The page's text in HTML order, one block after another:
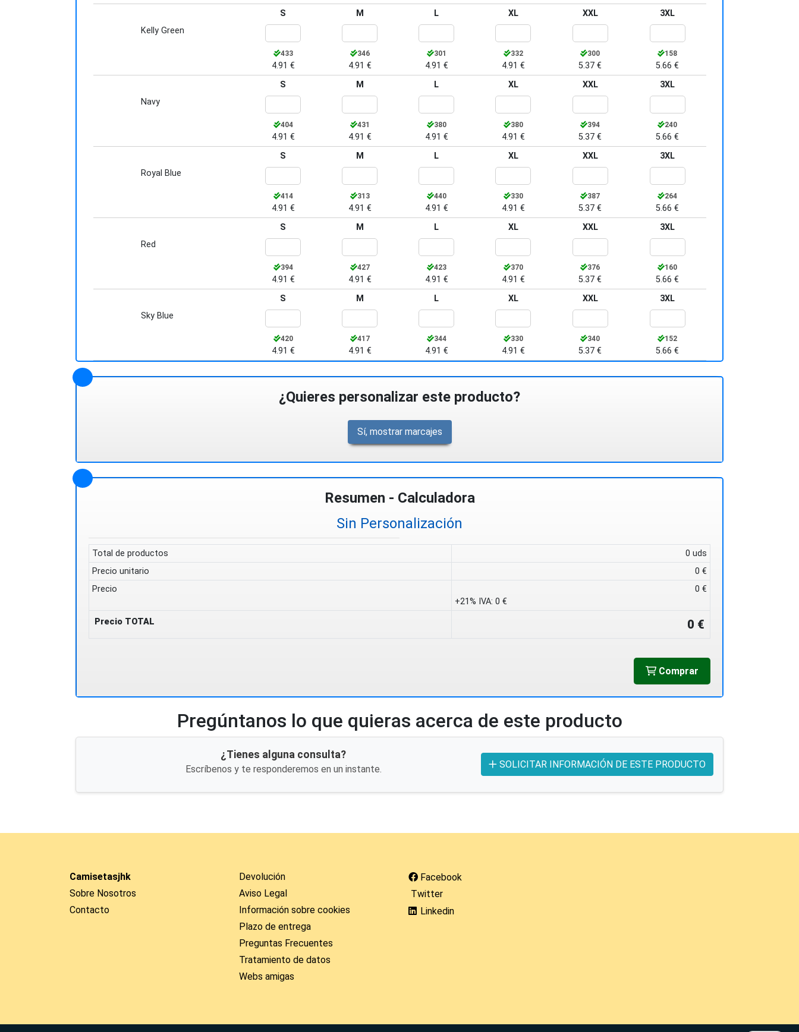
Kelly Green
S
433
4.91 €
M
346
4.91 €
L
301
4.91 €
XL
332
4.91 €
XXL
300
5.37 €
3XL
158
5.66 €
Navy
S
404
4.91 €
M
431
4.91 €
L
380
4.91 €
XL
380
4.91 €
XXL
394
5.37 €
3XL
240
5.66 €
Royal Blue
S
414
4.91 €
M
313
4.91 €
L
440
4.91 €
XL
330
4.91 €
XXL
387
5.37 €
3XL
264
5.66 €
Red
S
394
4.91 €
M
427
4.91 €
L
423
4.91 €
XL
370
4.91 €
XXL
376
5.37 €
3XL
160
5.66 €
Sky Blue
S
420
4.91 €
M
417
4.91 €
L
344
4.91 €
XL
330
4.91 €
XXL
340
5.37 €
3XL
152
5.66 €
¿Quieres personalizar este producto?
Sí, mostrar marcajes
Resumen - Calculadora
Sin Personalización
Total de productos
0 uds
Precio unitario
0 €
Precio
0 €
+21% IVA: 0 €
Precio TOTAL
0 €
Comprar
Pregúntanos lo que quieras acerca de este producto
¿Tienes alguna consulta?
Escríbenos y te responderemos en un instante. SOLICITAR INFORMACIÓN DE ESTE PRODUCTO
Camisetasjhk
Sobre Nosotros
Contacto
Devolución
Aviso Legal
Información sobre cookies
Plazo de entrega
Preguntas Frecuentes
Tratamiento de datos
Webs amigas
Facebook
Twitter
Linkedin